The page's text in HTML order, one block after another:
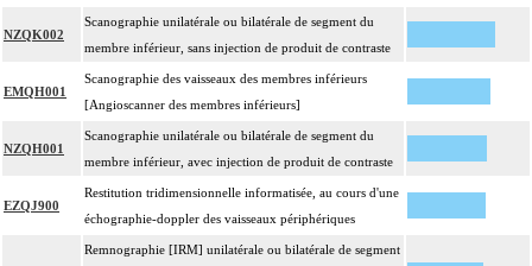
NZQK002
Scanographie unilatérale ou bilatérale de segment du
membre inférieur, sans injection de produit de contraste
EMQH001
Scanographie des vaisseaux des membres inférieurs
[Angioscanner des membres inférieurs]
NZQH001
Scanographie unilatérale ou bilatérale de segment du
membre inférieur, avec injection de produit de contraste
EZQJ900
Restitution tridimensionnelle informatisée, au cours d'une
échographie-doppler des vaisseaux périphériques
Remnographie [IRM] unilatérale ou bilatérale de segment